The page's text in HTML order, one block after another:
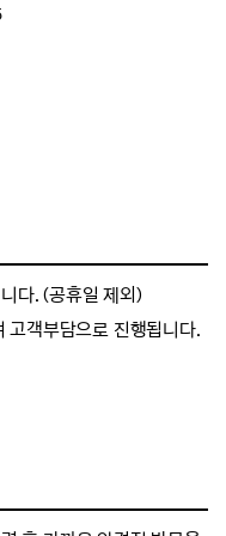
다. (공휴일 제외)
고객부담으로 진행됩니다.